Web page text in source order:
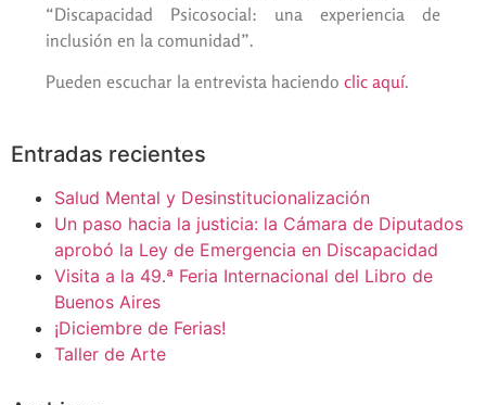
“Discapacidad Psicosocial: una experiencia de
inclusión en la comunidad”.
Pueden escuchar la entrevista haciendo clic aquí.
Entradas recientes
Salud Mental y Desinstitucionalización
Un paso hacia la justicia: la Cámara de Diputados
aprobó la Ley de Emergencia en Discapacidad
Visita a la 49.ª Feria Internacional del Libro de
Buenos Aires
¡Diciembre de Ferias!
Taller de Arte